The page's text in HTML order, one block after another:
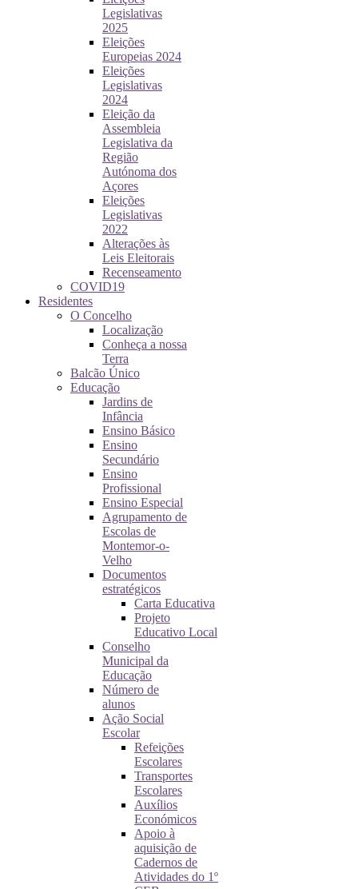
Legislativas
2025
Eleições
Europeias 2024
Eleições
Legislativas
2024
Eleição da
Assembleia
Legislativa da
Região
Autónoma dos
Açores
Eleições
Legislativas
2022
Alterações às
Leis Eleitorais
Recenseamento
COVID19
Residentes
O Concelho
Localização
Conheça a nossa
Terra
Balcão Único
Educação
Jardins de
Infância
Ensino Básico
Ensino
Secundário
Ensino
Profissional
Ensino Especial
Agrupamento de
Escolas de
Montemor-o-
Velho
Documentos
estratégicos
Carta Educativa
Projeto
Educativo Local
Conselho
Municipal da
Educação
Número de
alunos
Ação Social
Escolar
Refeições
Escolares
Transportes
Escolares
Auxílios
Económicos
Apoio à
aquisição de
Cadernos de
Atividades do 1º